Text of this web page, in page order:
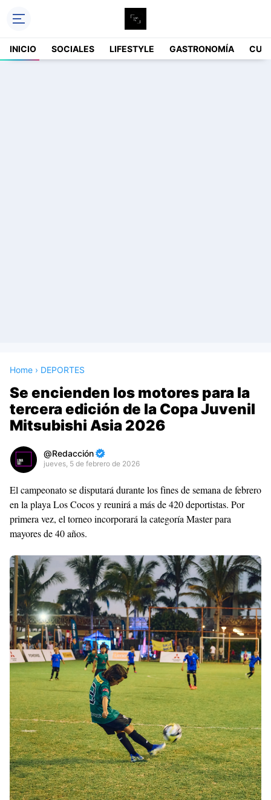
INICIO SOCIALES LIFESTYLE GASTRONOMÍA
Home › DEPORTES
Se encienden los motores para la
tercera edición de la Copa Juvenil
Mitsubishi Asia 2026
Redacción
jueves, 5 de febrero de 2026
Premium
By
Raushan
Design
With
Templates
El campeonato se disputará durante los fines de semana de febrero
en la playa Los Cocos y reunirá a más de 420 deportistas. Por
primera vez, el torneo incorporará la categoría Master para
mayores de 40 años.